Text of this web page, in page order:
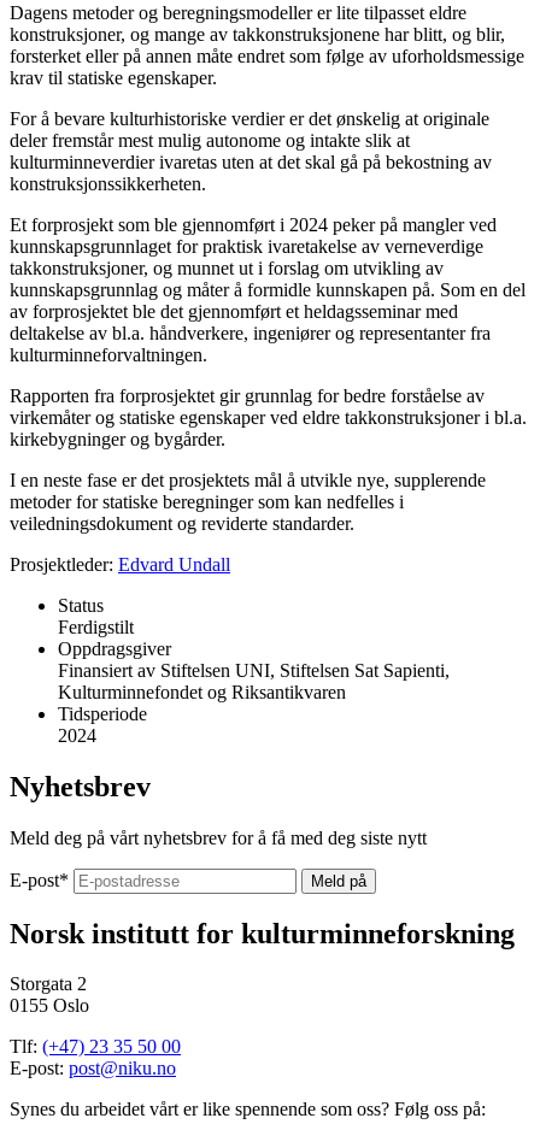
Dagens metoder og beregningsmodeller er lite tilpasset eldre
konstruksjoner, og mange av takkonstruksjonene har blitt, og blir,
forsterket eller på annen måte endret som følge av uforholdsmessige
krav til statiske egenskaper.
For å bevare kulturhistoriske verdier er det ønskelig at originale
deler fremstår mest mulig autonome og intakte slik at
kulturminneverdier ivaretas uten at det skal gå på bekostning av
konstruksjonssikkerheten.
Et forprosjekt som ble gjennomført i 2024 peker på mangler ved
kunnskapsgrunnlaget for praktisk ivaretakelse av verneverdige
takkonstruksjoner, og munnet ut i forslag om utvikling av
kunnskapsgrunnlag og måter å formidle kunnskapen på. Som en del
av forprosjektet ble det gjennomført et heldagsseminar med
deltakelse av bl.a. håndverkere, ingeniører og representanter fra
kulturminneforvaltningen.
Rapporten fra forprosjektet gir grunnlag for bedre forståelse av
virkemåter og statiske egenskaper ved eldre takkonstruksjoner i bl.a.
kirkebygninger og bygårder.
I en neste fase er det prosjektets mål å utvikle nye, supplerende
metoder for statiske beregninger som kan nedfelles i
veiledningsdokument og reviderte standarder.
Prosjektleder: Edvard Undall
Status
Ferdigstilt
Oppdragsgiver
Finansiert av Stiftelsen UNI, Stiftelsen Sat Sapienti,
Kulturminnefondet og Riksantikvaren
Tidsperiode
2024
Nyhetsbrev
Meld deg på vårt nyhetsbrev for å få med deg siste nytt
E-post*
Norsk institutt for kulturminneforskning
Storgata 2
0155 Oslo
Tlf: (+47) 23 35 50 00
E-post: post@niku.no
Synes du arbeidet vårt er like spennende som oss? Følg oss på: